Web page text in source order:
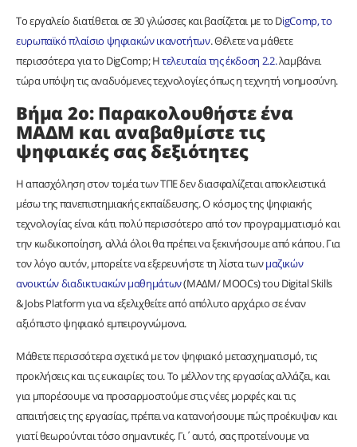
Το εργαλείο διατίθεται σε 30 γλώσσες και βασίζεται με το DigComp, το
ευρωπαϊκό πλαίσιο ψηφιακών ικανοτήτων. Θέλετε να μάθετε
περισσότερα για το DigComp; Ητελευταία της έκδοση 2.2.λαμβάνει
τώρα υπόψη τις αναδυόμενες τεχνολογίες όπως η τεχνητή νοημοσύνη.
Βήμα 2ο: Παρακολουθήστε ένα
ΜΑΔΜ και αναβαθμίστε τις
ψηφιακές σας δεξιότητες
Η απασχόληση στον τομέα των ΤΠΕ δεν διασφαλίζεται αποκλειστικά
μέσω της πανεπιστημιακής εκπαίδευσης. Ο κόσμος της ψηφιακής
τεχνολογίας είναι κάτι πολύ περισσότερο από τον προγραμματισμό και
την κωδικοποίηση, αλλά όλοι θα πρέπει να ξεκινήσουμε από κάπου. Για
τον λόγο αυτόν, μπορείτε να εξερευνήστε τη λίστα τωνμαζικών
ανοικτών διαδικτυακών μαθημάτων(ΜΑΔΜ/ MOOCs) του Digital Skills
& Jobs Platform για να εξελιχθείτε από απόλυτο αρχάριο σε έναν
αξιόπιστο ψηφιακό εμπειρογνώμονα.
Μάθετε περισσότερα σχετικά με τον ψηφιακό μετασχηματισμό, τις
προκλήσεις και τις ευκαιρίες του. Το μέλλον της εργασίας αλλάζει, και
για μπορέσουμε να προσαρμοστούμε στις νέες μορφές και τις
απαιτήσεις της εργασίας, πρέπει να κατανοήσουμε πώς προέκυψαν και
γιατί θεωρούνται τόσο σημαντικές. Γι΄αυτό, σας προτείνουμε να